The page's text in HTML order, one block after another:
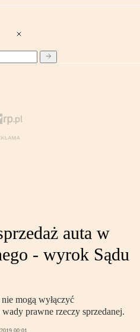
auta w
- wyrok Sądu
nie mogą wyłączyć
prawne rzeczy sprzedanej.
00:01